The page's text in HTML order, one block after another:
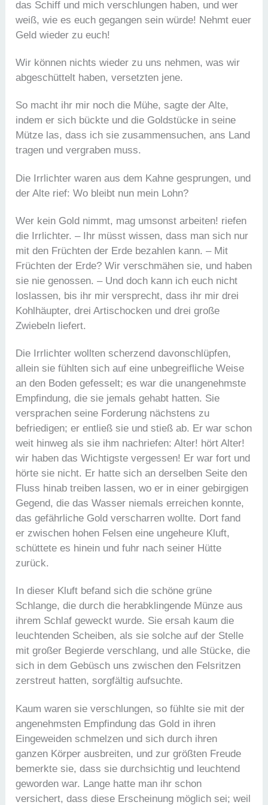
das Schiff und mich verschlungen haben, und wer
weiß, wie es euch gegangen sein würde! Nehmt euer
Geld wieder zu euch!
Wir können nichts wieder zu uns nehmen, was wir
abgeschüttelt haben, versetzten jene.
So macht ihr mir noch die Mühe, sagte der Alte,
indem er sich bückte und die Goldstücke in seine
Mütze las, dass ich sie zusammensuchen, ans Land
tragen und vergraben muss.
Die Irrlichter waren aus dem Kahne gesprungen, und
der Alte rief: Wo bleibt nun mein Lohn?
Wer kein Gold nimmt, mag umsonst arbeiten! riefen
die Irrlichter. – Ihr müsst wissen, dass man sich nur
mit den Früchten der Erde bezahlen kann. – Mit
Früchten der Erde? Wir verschmähen sie, und haben
sie nie genossen. – Und doch kann ich euch nicht
loslassen, bis ihr mir versprecht, dass ihr mir drei
Kohlhäupter, drei Artischocken und drei große
Zwiebeln liefert.
Die Irrlichter wollten scherzend davonschlüpfen,
allein sie fühlten sich auf eine unbegreifliche Weise
an den Boden gefesselt; es war die unangenehmste
Empfindung, die sie jemals gehabt hatten. Sie
versprachen seine Forderung nächstens zu
befriedigen; er entließ sie und stieß ab. Er war schon
weit hinweg als sie ihm nachriefen: Alter! hört Alter!
wir haben das Wichtigste vergessen! Er war fort und
hörte sie nicht. Er hatte sich an derselben Seite den
Fluss hinab treiben lassen, wo er in einer gebirgigen
Gegend, die das Wasser niemals erreichen konnte,
das gefährliche Gold verscharren wollte. Dort fand
er zwischen hohen Felsen eine ungeheure Kluft,
schüttete es hinein und fuhr nach seiner Hütte
zurück.
In dieser Kluft befand sich die schöne grüne
Schlange, die durch die herabklingende Münze aus
ihrem Schlaf geweckt wurde. Sie ersah kaum die
leuchtenden Scheiben, als sie solche auf der Stelle
mit großer Begierde verschlang, und alle Stücke, die
sich in dem Gebüsch uns zwischen den Felsritzen
zerstreut hatten, sorgfältig aufsuchte.
Kaum waren sie verschlungen, so fühlte sie mit der
angenehmsten Empfindung das Gold in ihren
Eingeweiden schmelzen und sich durch ihren
ganzen Körper ausbreiten, und zur größten Freude
bemerkte sie, dass sie durchsichtig und leuchtend
geworden war. Lange hatte man ihr schon
versichert, dass diese Erscheinung möglich sei; weil